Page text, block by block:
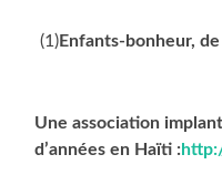
(1)Enfants-bonheur,
Une association
d’années en Haïti :